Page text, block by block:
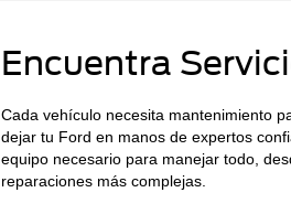
Encuentra
Cada vehículo necesita mantenimiento
dejar tu Ford en manos de expertos
equipo necesario para manejar todo,
reparaciones más complejas.